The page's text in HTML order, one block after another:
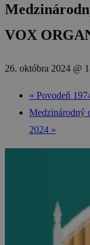
VOX
26. októbra 2024 @
« Povodeň
2024 »